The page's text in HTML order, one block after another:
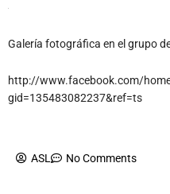
Galería fotográfica en el grupo
http://www.facebook.com/
gid=135483082237&ref=ts
ASL No Comments